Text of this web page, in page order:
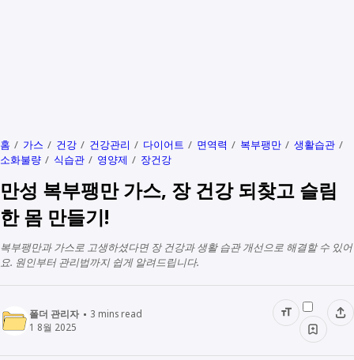
홈 가스 건강 건강관리 다이어트 면역력 복부팽만
생활습관
소화불량
식습관 영양제 장건강
만성 복부팽만 가스, 장 건강 되찾고 슬림
한 몸 만들기!
복부팽만과 가스로 고생하셨다면 장 건강과 생활 습관 개선으로 해결할 수 있어
요. 원인부터 관리법까지 쉽게 알려드립니다.
폴더 관리자 3 mins read
1 8월 2025